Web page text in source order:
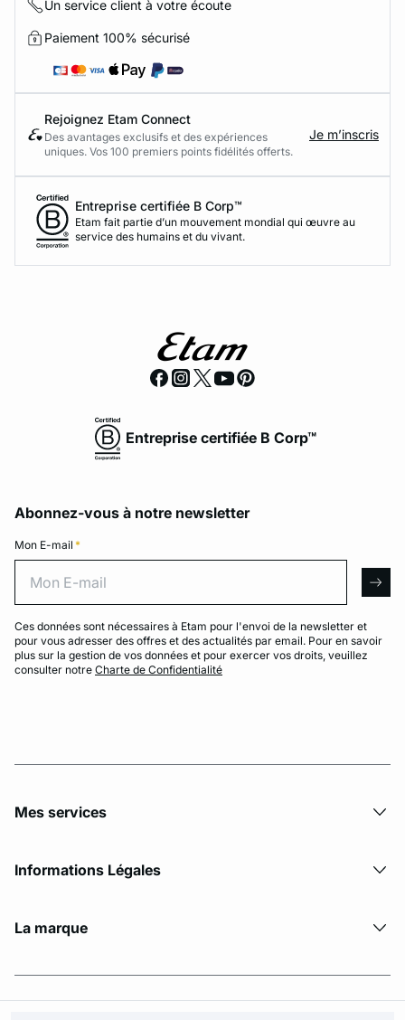
Un service client à votre écoute
Paiement 100% sécurisé
Rejoignez Etam Connect
Des avantages exclusifs et des expériences
uniques. Vos 100 premiers points fidélités offerts.
Je m’inscris
Entreprise certifiée B Corp™
Etam fait partie d’un mouvement mondial qui œuvre au
service des humains et du vivant.
Entreprise certifiée B Corp™
Abonnez-vous à notre newsletter
Mon E-mail *
Ces données sont nécessaires à Etam pour l'envoi de la newsletter et
pour vous adresser des offres et des actualités par email. Pour en savoir
plus sur la gestion de vos données et pour exercer vos droits, veuillez
consulter notre Charte de Confidentialité
Mes services
Informations Légales
La marque